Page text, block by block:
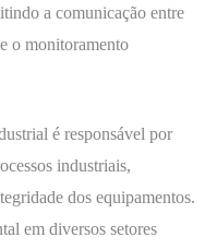
a comunicação entre
o monitoramento
é responsável por
industriais,
dos equipamentos.
em diversos setores